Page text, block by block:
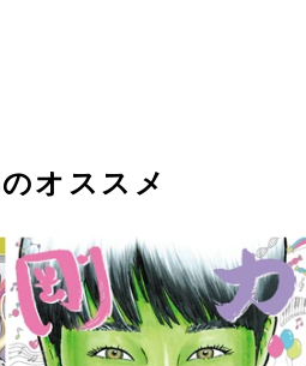
たいようのマキバオーＷ』を連
た『キン肉マン』の超人たち。
、下に書かれたコメントでは「
も描けます」とのこと(笑)
ンプ』で連載中の『テラフォー
一両先生の作品。ついにこのコ
）貴家悠・橘賢一／集英社
プ』で連載中の『火ノ丸相撲』
ルフマン！
オススメ